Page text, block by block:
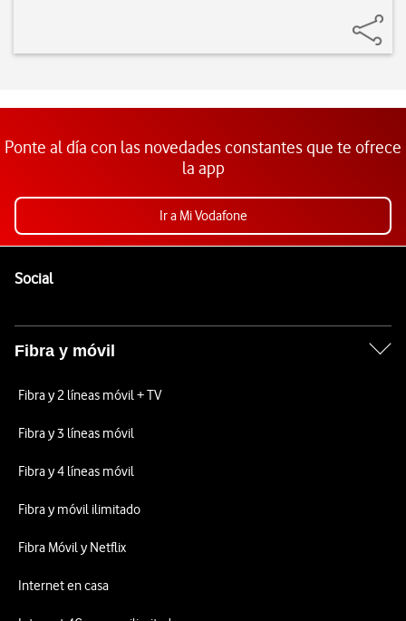
Ponte al día con las novedades constantes que te ofrece
la app
Ir a Mi Vodafone
SocialEnlaces a las redes sociales de Vodafone
Fibra y móvil
Fibra y 2 líneas móvil + TV
Fibra y 3 líneas móvil
Fibra y 4 líneas móvil
Fibra y móvil ilimitado
Fibra Móvil y Netflix
Internet en casa